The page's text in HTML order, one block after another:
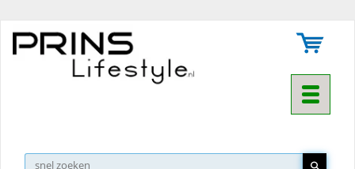
Toggle